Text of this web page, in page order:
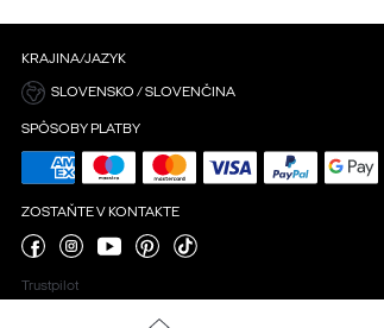
KRAJINA/JAZYK
SLOVENSKO / SLOVENČINA
SPÔSOBY PLATBY
ZOSTAŇTE V KONTAKTE
Trustpilot